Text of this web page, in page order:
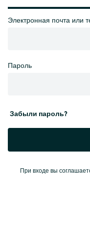
Электронная почта или
Пароль
Забыли пароль?
При входе вы